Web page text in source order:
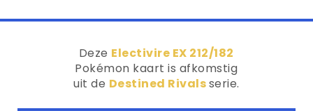
Deze Electivire EX 212/182
Pokémon kaart is afkomstig
uit de Destined Rivalsserie.